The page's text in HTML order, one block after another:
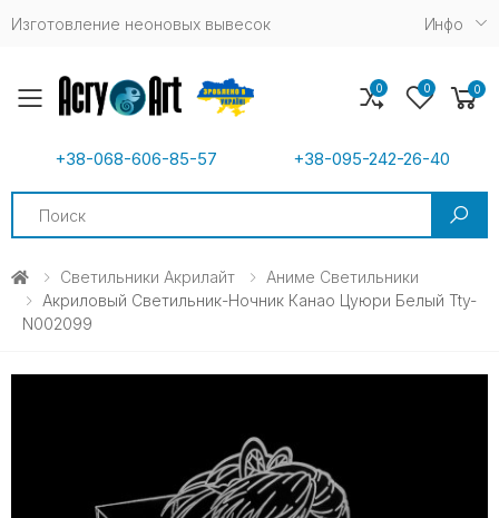
Изготовление неоновых вывесок Инфо
Toggle mobile menu
+38-068-606-85-57 +38-095-242-26-40
0 0 0
Светильники Акрилайт
Аниме Светильники
Акриловый Светильник-Ночник Канао Цуюри Белый Tty-
N002099